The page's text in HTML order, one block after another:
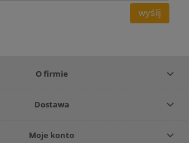
wyślij
O firmie
Dostawa
Moje konto